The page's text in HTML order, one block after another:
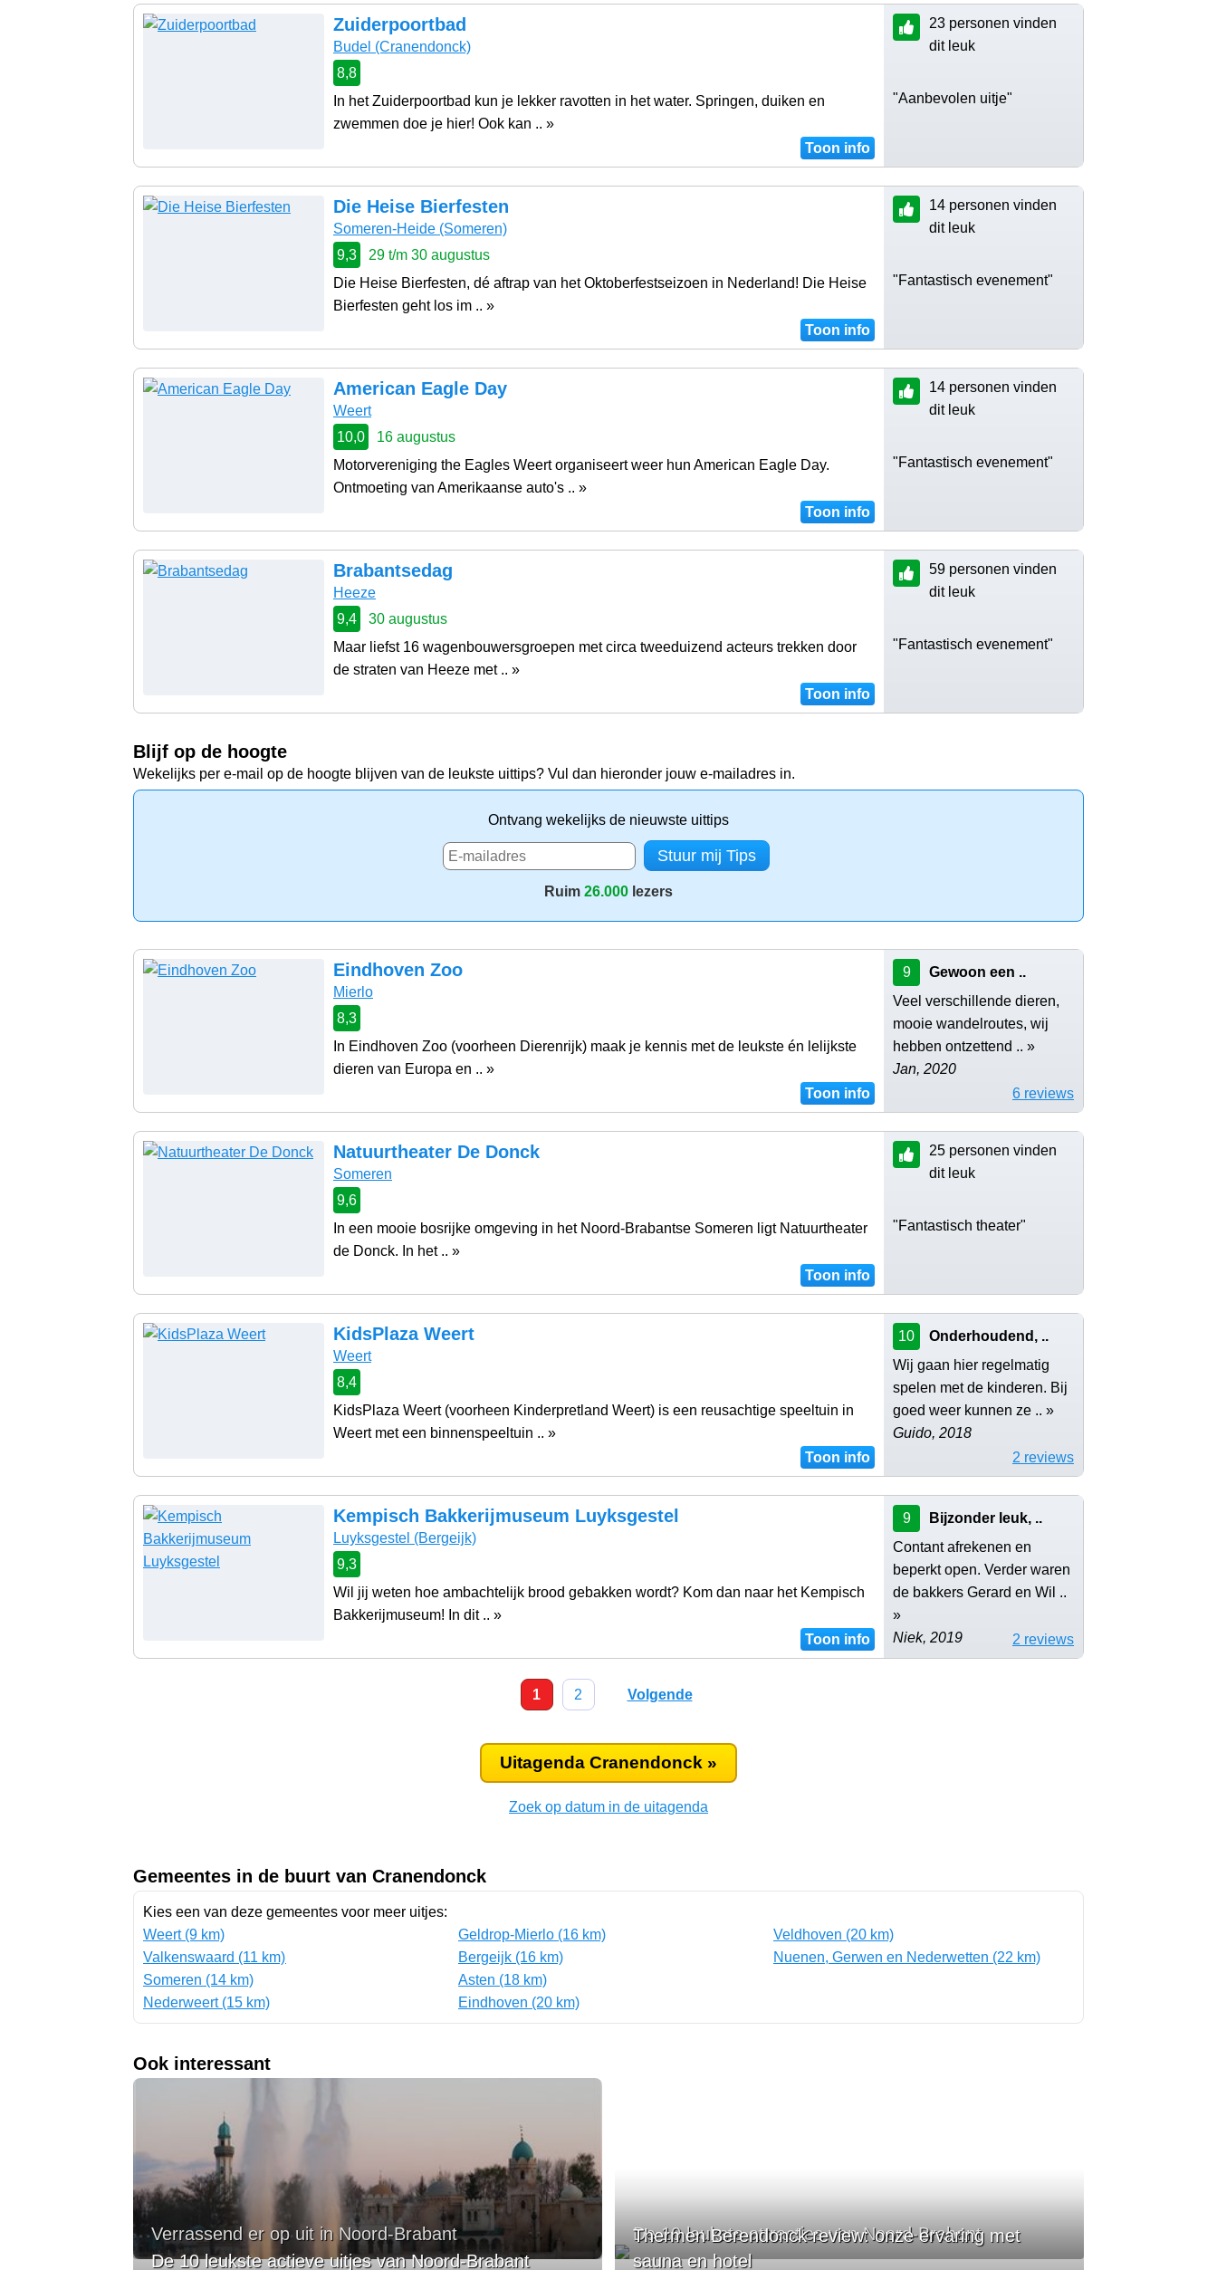
Zuiderpoortbad
Budel (Cranendonck)
8,8
In het Zuiderpoortbad kun je lekker ravotten in het water. Springen, duiken en
zwemmen doe je hier! Ook kan .. »
Toon info
23 personen vinden
dit leuk
"Aanbevolen uitje"
Die Heise Bierfesten
Someren-Heide (Someren)
9,3
29 t/m 30 augustus
Die Heise Bierfesten, dé aftrap van het Oktoberfestseizoen in Nederland! Die Heise
Bierfesten geht los im .. »
Toon info
14 personen vinden
dit leuk
"Fantastisch evenement"
American Eagle Day
Weert
10,0
16 augustus
Motorvereniging the Eagles Weert organiseert weer hun American Eagle Day.
Ontmoeting van Amerikaanse auto's .. »
Toon info
14 personen vinden
dit leuk
"Fantastisch evenement"
Brabantsedag
Heeze
9,4
30 augustus
Maar liefst 16 wagenbouwersgroepen met circa tweeduizend acteurs trekken door
de straten van Heeze met .. »
Toon info
59 personen vinden
dit leuk
"Fantastisch evenement"
Blijf op de hoogte
Wekelijks per e-mail op de hoogte blijven van de leukste uittips? Vul dan hieronder jouw e-mailadres in.
Ontvang wekelijks de nieuwste uittips
Ruim 26.000 lezers
Eindhoven Zoo
Mierlo
8,3
In Eindhoven Zoo (voorheen Dierenrijk) maak je kennis met de leukste én lelijkste
dieren van Europa en .. »
Toon info
9
Gewoon een ..
Veel verschillende dieren,
mooie wandelroutes, wij
hebben ontzettend .. »
Jan, 2020
6 reviews
Natuurtheater De Donck
Someren
9,6
In een mooie bosrijke omgeving in het Noord-Brabantse Someren ligt Natuurtheater
de Donck. In het .. »
Toon info
25 personen vinden
dit leuk
"Fantastisch theater"
KidsPlaza Weert
Weert
8,4
KidsPlaza Weert (voorheen Kinderpretland Weert) is een reusachtige speeltuin in
Weert met een binnenspeeltuin .. »
Toon info
10
Onderhoudend, ..
Wij gaan hier regelmatig
spelen met de kinderen. Bij
goed weer kunnen ze .. »
Guido, 2018
2 reviews
Kempisch Bakkerijmuseum Luyksgestel
Luyksgestel (Bergeijk)
9,3
Wil jij weten hoe ambachtelijk brood gebakken wordt? Kom dan naar het Kempisch
Bakkerijmuseum! In dit .. »
Toon info
9
Bijzonder leuk, ..
Contant afrekenen en
beperkt open. Verder waren
de bakkers Gerard en Wil ..
»
Niek, 2019
2 reviews
1 2 Volgende
Uitagenda Cranendonck »
Zoek op datum in de uitagenda
Gemeentes in de buurt van Cranendonck
Kies een van deze gemeentes voor meer uitjes:
Weert (9 km)
Valkenswaard (11 km)
Someren (14 km)
Nederweert (15 km)
Geldrop-Mierlo (16 km)
Bergeijk (16 km)
Asten (18 km)
Eindhoven (20 km)
Veldhoven (20 km)
Nuenen, Gerwen en Nederwetten (22 km)
Ook interessant
Verrassend er op uit in Noord-Brabant
De 10 leukste attracties van Noord-Brabant
De 10 leukste actieve uitjes van Noord-Brabant
Thermen Berendonck review: onze ervaring met
sauna en hotel